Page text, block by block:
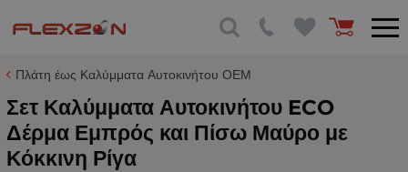
Πλάτη έως Καλύμματα Αυτοκινήτου ΟΕΜ
Σετ Καλύμματα Αυτοκινήτου ECO
Δέρμα Εμπρός και Πίσω Μαύρο με
Κόκκινη Ρίγα